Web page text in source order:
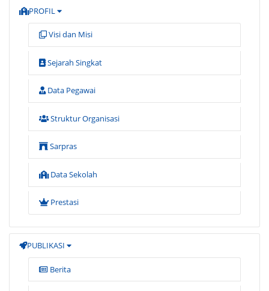
PROFIL
Visi dan Misi
Sejarah Singkat
Data Pegawai
Struktur Organisasi
Sarpras
Data Sekolah
Prestasi
PUBLIKASI
Berita